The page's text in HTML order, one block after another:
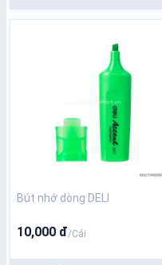
Bút nhớ dòng DELI
10,000 đ/Cái